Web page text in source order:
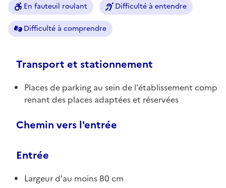
En fauteuil roulant Difficulté à entendre
Difficulté à comprendre
Transport et stationnement
Places de parking au sein de l'établissement comp
renant des places adaptées et réservées
Chemin vers l'entrée
Entrée
Largeur d'au moins 80 cm